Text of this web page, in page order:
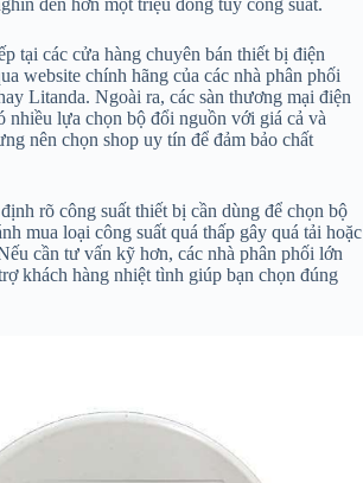
tại các cửa hàng chuyên bán thiết bị điện
website chính hãng của các nhà phân phối
Litanda. Ngoài ra, các sàn thương mại điện
nhiều lựa chọn bộ đổi nguồn với giá cả và
nên chọn shop uy tín để đảm bảo chất
rõ công suất thiết bị cần dùng để chọn bộ
mua loại công suất quá thấp gây quá tải hoặc
cần tư vấn kỹ hơn, các nhà phân phối lớn
khách hàng nhiệt tình giúp bạn chọn đúng